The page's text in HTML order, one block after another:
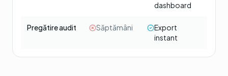
dashboard
Pregătire audit Săptămâni
Export
instant